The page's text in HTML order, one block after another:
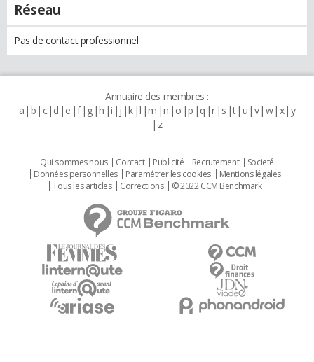
Réseau
Pas de contact professionnel
Annuaire des membres :
a b c d e f g h i j k l m n o p q r s t u v w x y
z
Qui sommes nous Contact Publicité Recrutement
Societé
Données personnelles
Paramétrer les cookies
Mentions légales
Tous les articles
Corrections © 2022 CCM Benchmark